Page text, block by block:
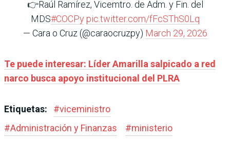
👉Raúl Ramírez, Vicemtro. de Adm. y Fin. del
MDS#COCPy pic.twitter.com/fFcSThS0Lq
— Cara o Cruz (@caraocruzpy) March 29, 2026
Te puede interesar: Líder Amarilla salpicado a red
narco busca apoyo institucional del PLRA
Etiquetas: #viceministro
#Administración y Finanzas #ministerio